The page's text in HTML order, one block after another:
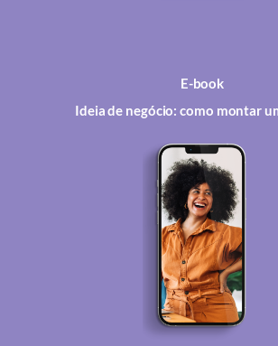
E-book
Ideia de negócio: como montar